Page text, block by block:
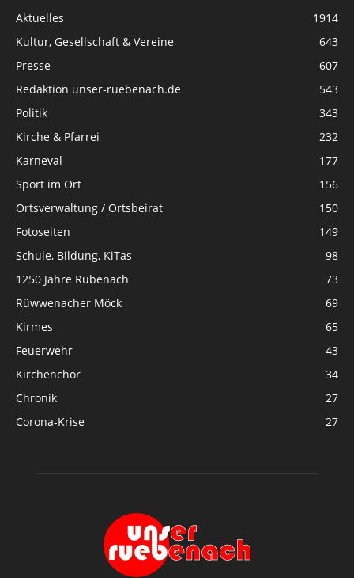
Aktuelles
1914
Kultur, Gesellschaft & Vereine
643
Presse
607
Redaktion unser-ruebenach.de
543
Politik
343
Kirche & Pfarrei
232
Karneval
177
Sport im Ort
156
Ortsverwaltung / Ortsbeirat
150
Fotoseiten
149
Schule, Bildung, KiTas
98
1250 Jahre Rübenach
73
Rüwwenacher Möck
69
Kirmes
65
Feuerwehr
43
Kirchenchor
34
Chronik
27
Corona-Krise
27